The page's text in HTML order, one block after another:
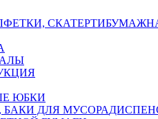
СКАТЕРТИ
ЮБКИ
ДЛЯ МУСОРА